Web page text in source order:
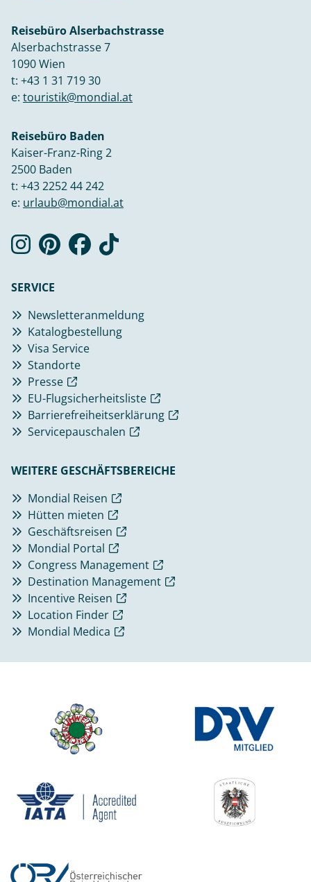
Reisebüro Alserbachstrasse
Alserbachstrasse 7
1090 Wien
t: +43 1 31 719 30
e: touristik@mondial.at
Reisebüro Baden
Kaiser-Franz-Ring 2
2500 Baden
t: +43 2252 44 242
e: urlaub@mondial.at
SERVICE
Newsletteranmeldung
Katalogbestellung
Visa Service
Standorte
Presse
EU-Flugsicherheitsliste
Barrierefreiheitserklärung
Servicepauschalen
WEITERE GESCHÄFTSBEREICHE
Mondial Reisen
Hütten mieten
Geschäftsreisen
Mondial Portal
Congress Management
Destination Management
Incentive Reisen
Location Finder
Mondial Medica